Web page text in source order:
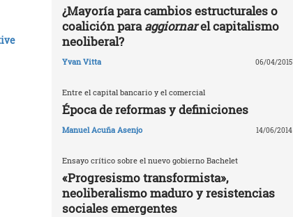
¿Mayoría para cambios estructurales o
coalición paraaggiornarel capitalismo
neoliberal?
Yvan Vitta 06/04/2015
Entre el capital bancario y el comercial
Época de reformas y definiciones
Manuel Acuña Asenjo 14/06/2014
Ensayo crítico sobre el nuevo gobierno Bachelet
«Progresismo transformista»,
neoliberalismo maduro y resistencias
sociales emergentes